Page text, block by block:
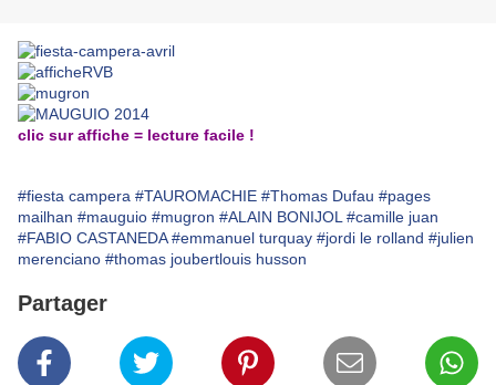
clic sur affiche = lecture facile !
#fiesta campera #TAUROMACHIE #Thomas Dufau #pages
mailhan #mauguio #mugron #ALAIN BONIJOL #camille juan
#FABIO CASTANEDA #emmanuel turquay #jordi le rolland #julien
merenciano #thomas joubertlouis husson
Partager